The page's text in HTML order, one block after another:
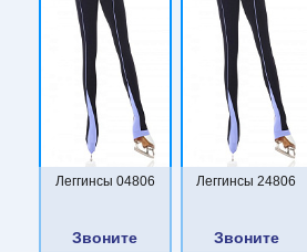
Леггинсы 04806
Звоните
Леггинсы 24806
Звоните